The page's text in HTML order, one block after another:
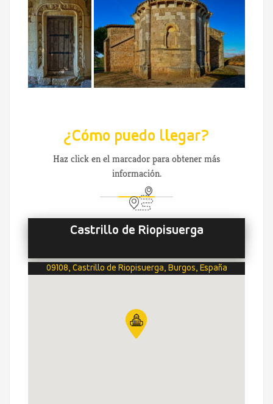
¿Cómo puedo llegar?
Haz click en el marcador para obtener más
información.
Castrillo de Riopisuerga
09108, Castrillo de Riopisuerga, Burgos, España